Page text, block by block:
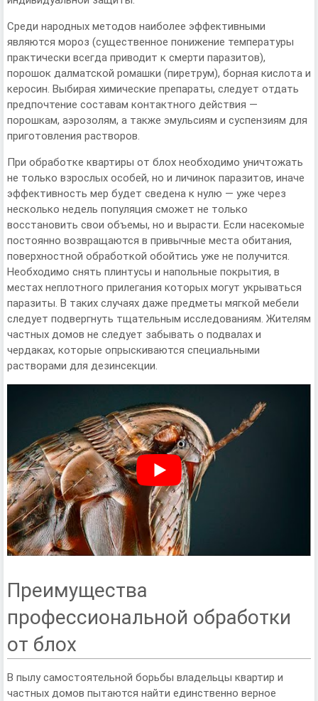
Среди народных методов наиболее эффективными
являются мороз (существенное понижение температуры
практически всегда приводит к смерти паразитов),
порошок далматской ромашки (пиретрум), борная кислота и
керосин. Выбирая химические препараты, следует отдать
предпочтение составам контактного действия —
порошкам, аэрозолям, а также эмульсиям и суспензиям для
приготовления растворов.
При обработке квартиры от блох необходимо уничтожать
не только взрослых особей, но и личинок паразитов, иначе
эффективность мер будет сведена к нулю — уже через
несколько недель популяция сможет не только
восстановить свои объемы, но и вырасти. Если насекомые
постоянно возвращаются в привычные места обитания,
поверхностной обработкой обойтись уже не получится.
Необходимо снять плинтусы и напольные покрытия, в
местах неплотного прилегания которых могут укрываться
паразиты. В таких случаях даже предметы мягкой мебели
следует подвергнуть тщательным исследованиям. Жителям
частных домов не следует забывать о подвалах и
чердаках, которые опрыскиваются специальными
растворами для дезинсекции.
Преимущества
профессиональной обработки
от блох
В пылу самостоятельной борьбы владельцы квартир и
частных домов пытаются найти единственно верное